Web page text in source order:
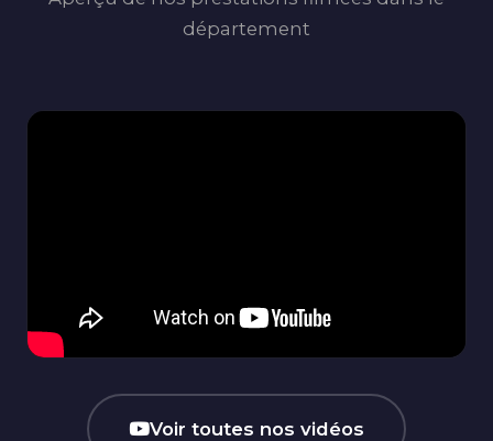
département
Voir toutes nos vidéos